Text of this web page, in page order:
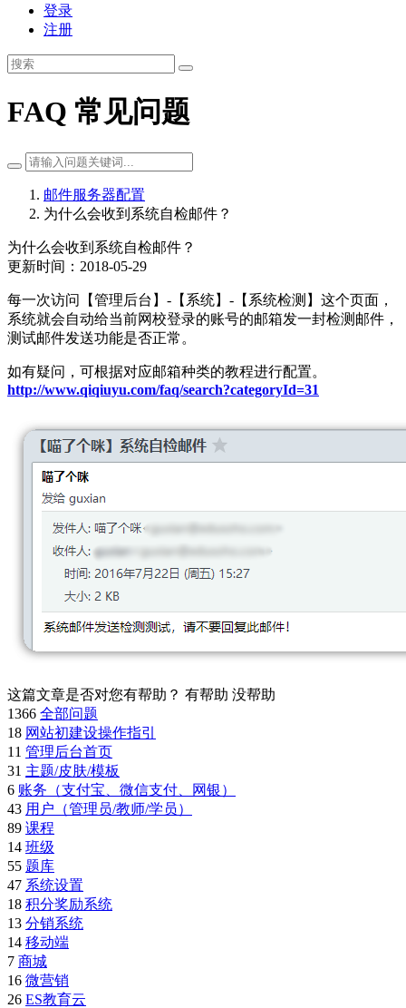
登录
注册
FAQ 常见问题
邮件服务器配置
为什么会收到系统自检邮件？
为什么会收到系统自检邮件？
更新时间：2018-05-29
每一次访问【管理后台】-【系统】-【系统检测】这个页面，
系统就会自动给当前网校登录的账号的邮箱发一封检测邮件，
测试邮件发送功能是否正常。
如有疑问，可根据对应邮箱种类的教程进行配置。
http://www.qiqiuyu.com/faq/search?categoryId=31
这篇文章是否对您有帮助？ 有帮助 没帮助
1366 全部问题
18 网站初建设操作指引
11 管理后台首页
31 主题/皮肤/模板
6 账务（支付宝、微信支付、网银）
43 用户（管理员/教师/学员）
89 课程
14 班级
55 题库
47 系统设置
18 积分奖励系统
13 分销系统
14 移动端
7 商城
16 微营销
26 ES教育云